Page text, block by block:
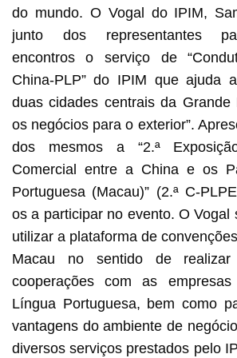
do mundo. O Vogal do IPIM,
junto dos representantes
encontros o serviço de
China-PLP” do IPIM que ajuda
duas cidades centrais da Grande
os negócios para o exterior”.
dos mesmos a “2.ª
Comercial entre a China e os
Portuguesa (Macau)” (2.ª C-
os a participar no evento. O Vogal
utilizar a plataforma de
Macau no sentido de realizar
cooperações com as
Língua Portuguesa, bem como
vantagens do ambiente de
diversos serviços prestados pelo